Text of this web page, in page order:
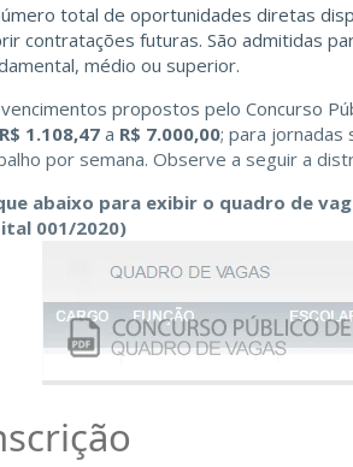
total de oportunidades diretas
contratações futuras. São admitidas
médio ou superior.
propostos pelo Concurso
R$ 1.108,47 a R$ 7.000,00; para jornadas
por semana. Observe a seguir a
abaixo para exibir o quadro de
001/2020)